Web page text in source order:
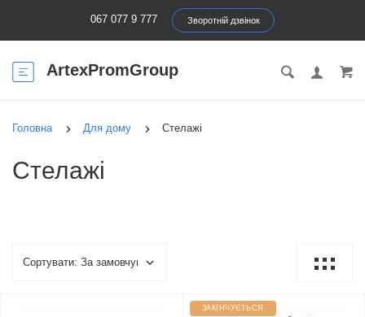
067 077 9 777 Зворотній дзвінок
ArtexPromGroup
Головна Для дому Стелажі
Стелажі
ЗАКІНЧУЄТЬСЯ